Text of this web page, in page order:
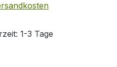
1-3 Tage